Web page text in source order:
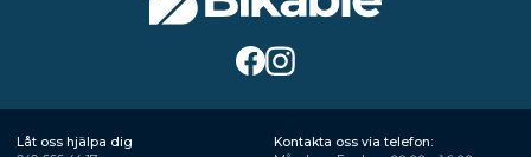
Låt oss hjälpa dig
Kontakta oss via telefon: